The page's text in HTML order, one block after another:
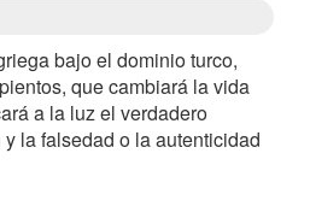
bajo el dominio turco,
que cambiará la vida
a la luz el verdadero
la falsedad o la autenticidad